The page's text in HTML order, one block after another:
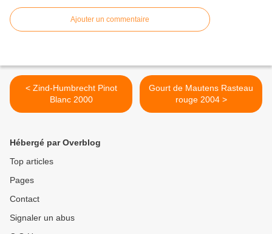
Ajouter un commentaire
< Zind-Humbrecht Pinot
Blanc 2000
Gourt de Mautens Rasteau
rouge 2004 >
Hébergé par Overblog
Top articles
Pages
Contact
Signaler un abus